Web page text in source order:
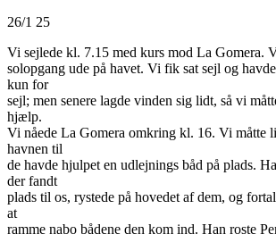
26/1 25
Vi sejlede kl. 7.15 med kurs mod La Gomera.
solopgang ude på havet. Vi fik sat sejl og
kun for
sejl; men senere lagde vinden sig lidt, så vi
hjælp.
Vi nåede La Gomera omkring kl. 16. Vi måtte
havnen til
de havde hjulpet en udlejnings båd på plads.
der fandt
plads til os, rystede på hovedet af dem, og
at
ramme nabo bådene den kom ind. Han roste